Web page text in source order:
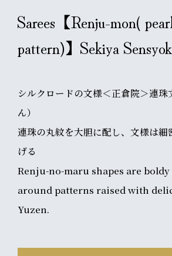
Sarees【Renju-mon(
pattern)】Sekiya
シルクロードの文様＜正倉院＞連珠
ん）
連珠の丸紋を大胆に配し、文様は細
げる
Renju-no-maru shapes are
around patterns raised with
Yuzen.